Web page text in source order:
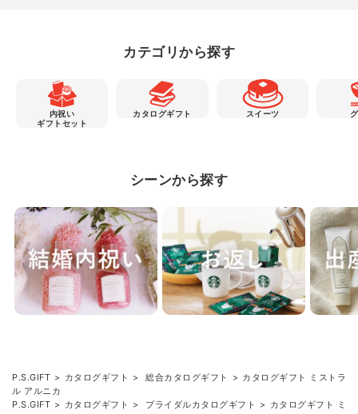
カテゴリから探す
内祝い
ギフトセット
カタログギフト スイーツ
シーンから探す
P.S.GIFT カタログギフト 総合カタログギフト
カタログギフト ミストラ
ル アルニカ
P.S.GIFT
カタログギフト ブライダルカタログギフト
カタログギフト ミ